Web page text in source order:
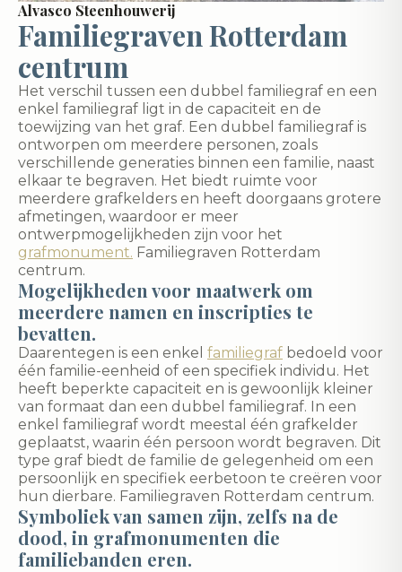
Alvasco Steenhouwerij
Familiegraven Rotterdam
centrum
Het verschil tussen een dubbel familiegraf en een
enkel familiegraf ligt in de capaciteit en de
toewijzing van het graf. Een dubbel familiegraf is
ontworpen om meerdere personen, zoals
verschillende generaties binnen een familie, naast
elkaar te begraven. Het biedt ruimte voor
meerdere grafkelders en heeft doorgaans grotere
afmetingen, waardoor er meer
ontwerpmogelijkheden zijn voor het
grafmonument. Familiegraven Rotterdam
centrum.
Mogelijkheden voor maatwerk om
meerdere namen en inscripties te
bevatten.
Daarentegen is een enkel familiegraf bedoeld voor
één familie-eenheid of een specifiek individu. Het
heeft beperkte capaciteit en is gewoonlijk kleiner
van formaat dan een dubbel familiegraf. In een
enkel familiegraf wordt meestal één grafkelder
geplaatst, waarin één persoon wordt begraven. Dit
type graf biedt de familie de gelegenheid om een
persoonlijk en specifiek eerbetoon te creëren voor
hun dierbare. Familiegraven Rotterdam centrum.
Symboliek van samen zijn, zelfs na de
dood, in grafmonumenten die
familiebanden eren.